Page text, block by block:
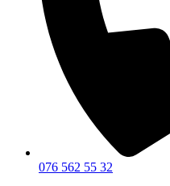
076 562 55 32